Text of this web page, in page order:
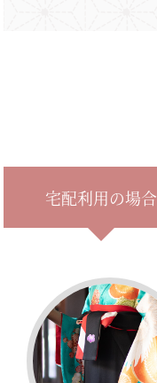
宅配利用の場合